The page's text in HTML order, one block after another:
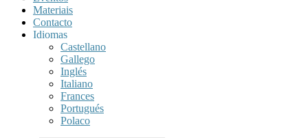
Materiais
Contacto
Idiomas
Castellano
Gallego
Inglés
Italiano
Frances
Portugués
Polaco